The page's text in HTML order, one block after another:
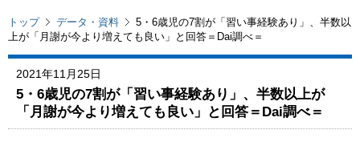
トップ データ・資料
5・6歳児の7割が「習い事経験あり」、半数以
上が「月謝が今より増えても良い」と回答＝Dai調べ＝
2021年11月25日
5・6歳児の7割が「習い事経験あり」、半数以上が
「月謝が今より増えても良い」と回答＝Dai調べ＝